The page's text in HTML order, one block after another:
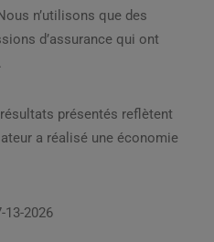
n’utilisons que des
d’assurance qui ont
présentés reflètent
a réalisé une économie
13-2026